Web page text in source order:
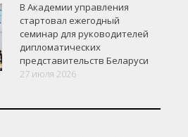
В Академии управления
стартовал ежегодный
семинар для руководителей
дипломатических
представительств Беларуси
27 июля 2026